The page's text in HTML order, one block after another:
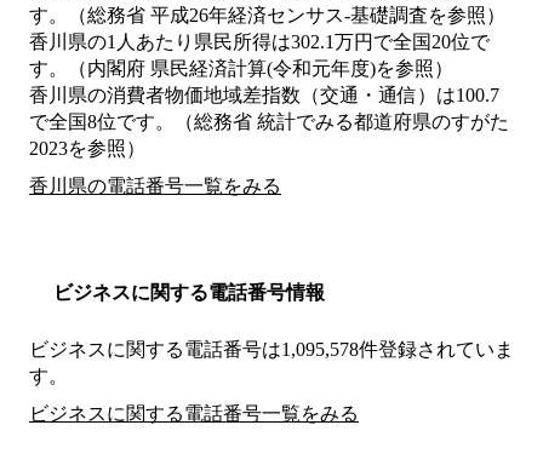
す。（総務省 平成26年経済センサス‐基礎調査を参照）
香川県の1人あたり県民所得は302.1万円で全国20位で
す。（内閣府 県民経済計算(令和元年度)を参照）
香川県の消費者物価地域差指数（交通・通信）は100.7
で全国8位です。（総務省 統計でみる都道府県のすがた
2023を参照）
香川県の電話番号一覧をみる
ビジネスに関する電話番号情報
ビジネスに関する電話番号は1,095,578件登録されていま
す。
ビジネスに関する電話番号一覧をみる